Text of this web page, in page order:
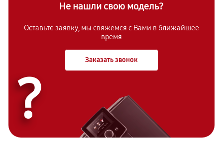
Не нашли свою модель?
Оставьте заявку, мы свяжемся с Вами в ближайшее
время
Заказать звонок
?